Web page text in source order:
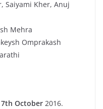
Saiyami Kher, Anuj
Mehra
Omprakash
7th October 2016.